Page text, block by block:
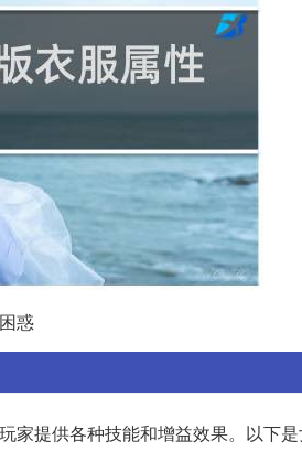
惑
家提供各种技能和增益效果。以下